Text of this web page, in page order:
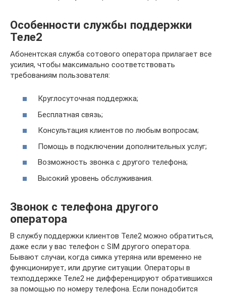
Особенности службы поддержки
Теле2
Абонентская служба сотового оператора прилагает все
усилия, чтобы максимально соответствовать
требованиям пользователя:
Круглосуточная поддержка;
Бесплатная связь;
Консультация клиентов по любым вопросам;
Помощь в подключении дополнительных услуг;
Возможность звонка с другого телефона;
Высокий уровень обслуживания.
Звонок с телефона другого
оператора
В службу поддержки клиентов Теле2 можно обратиться,
даже если у вас телефон с SIM другого оператора.
Бывают случаи, когда симка утеряна или временно не
функционирует, или другие ситуации. Операторы в
техподдержке Теле2 не дифференцируют обратившихся
за помощью по номеру телефона. Если понадобится